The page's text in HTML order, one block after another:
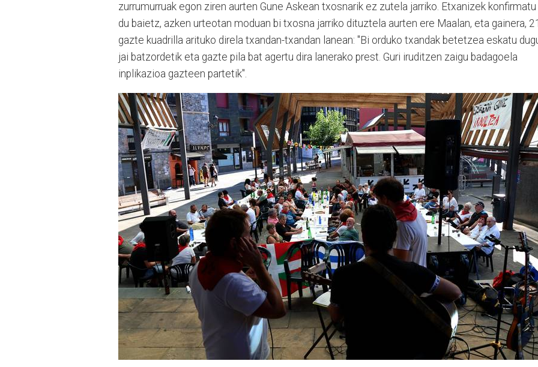
zurrumurruak egon ziren aurten Gune Askean txosnarik ez zutela jarriko. Etxanizek konfirmatu
du baietz, azken urteotan moduan bi txosna jarriko dituztela aurten ere Maalan, eta gainera,
gazte kuadrilla arituko direla txandan-txandan lanean: "Bi orduko txandak betetzea eskatu
jai batzordetik eta gazte pila bat agertu dira lanerako prest. Guri iruditzen zaigu badagoela
inplikazioa gazteen partetik".